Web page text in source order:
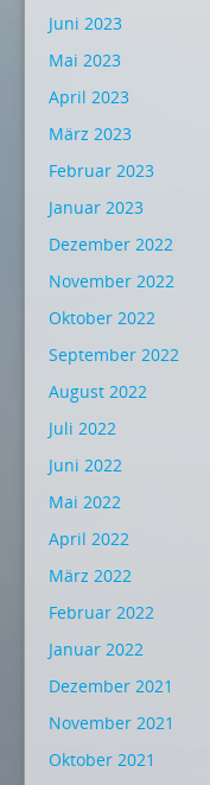
Juni 2023
Mai 2023
April 2023
März 2023
Februar 2023
Januar 2023
Dezember 2022
November 2022
Oktober 2022
September 2022
August 2022
Juli 2022
Juni 2022
Mai 2022
April 2022
März 2022
Februar 2022
Januar 2022
Dezember 2021
November 2021
Oktober 2021